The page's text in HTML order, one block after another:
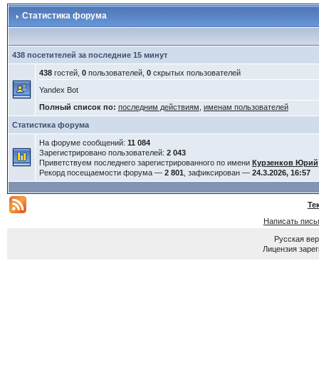
Статистика форума
438 посетителей за последние 15 минут
438гостей, 0пользователей, 0скрытых пользователей
Yandex Bot
Полный список по: последним действиям именам пользователей
Статистика форума
На форуме сообщений: 11 084
Зарегистрировано пользователей: 2 043
Приветствуем последнего зарегистрированного по имени Курзенков Юрий
Рекорд посещаемости форума — 2 801 , зафиксирован — 24.3.2026, 16:57
Написать
Русская
Лицензия